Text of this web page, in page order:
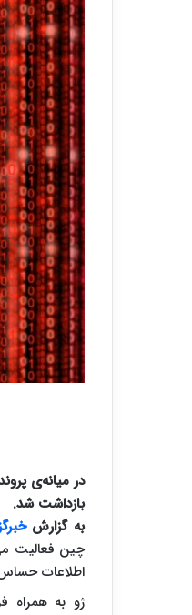
در میانه‌ی
بازداشت شد.
به گزارش
چین فعالیت
اطلاعات
ژو به همراه